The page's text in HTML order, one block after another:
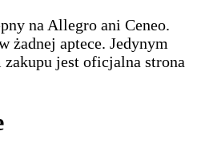
na Allegro ani Ceneo.
żadnej aptece. Jedynym
jest oficjalna strona